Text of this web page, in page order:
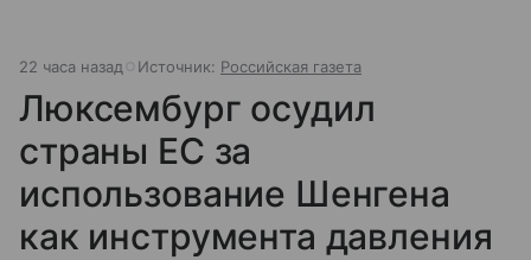
22 часа назад Источник: Российская газета
Люксембург осудил
страны ЕС за
использование Шенгена
как инструмента давления